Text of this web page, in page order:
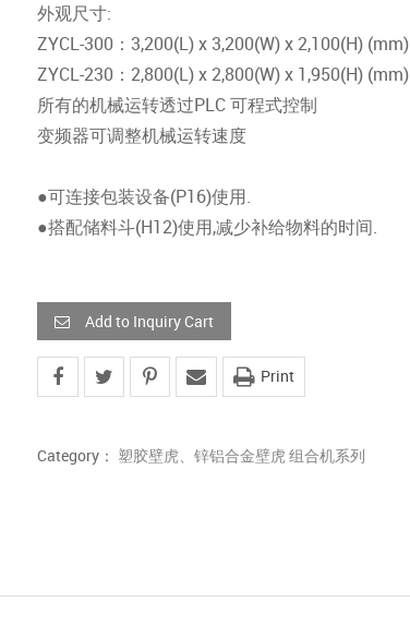
外观尺寸:
ZYCL-300：3,200(L) x 3,200(W) x 2,100(H) (mm)
ZYCL-230：2,800(L) x 2,800(W) x 1,950(H) (mm)
所有的机械运转透过PLC 可程式控制
变频器可调整机械运转速度
●可连接包装设备(P16)使用.
●搭配储料斗(H12)使用,减少补给物料的时间.
Add to Inquiry Cart
Print
Category： 塑胶壁虎、锌铝合金壁虎 组合机系列